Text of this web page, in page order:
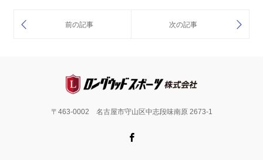
〒463-0002 名古屋市守山区中志段味南原 2673-1